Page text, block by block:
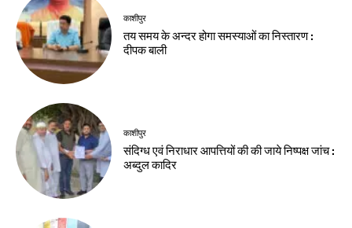
काशीपुर
तय समय के अन्दर होगा समस्याओं का निस्तारण :
दीपक बाली
काशीपुर
संदिग्ध एवं निराधार आपत्तियों की की जाये निष्पक्ष जांच :
अब्दुल कादिर